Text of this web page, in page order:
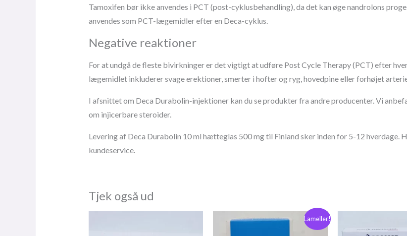
Tamoxifen bør ikke anvendes i PCT (post-cyklusbehandling), da det kan øge nandrolons
anvendes som PCT-lægemidler efter en Deca-cyklus.
Negative reaktioner
For at undgå de fleste bivirkninger er det vigtigt at udføre Post Cycle Therapy (PCT) efter
lægemidlet inkluderer svage erektioner, smerter i hofter og ryg, hovedpine eller forhøjet
I afsnittet om Deca Durabolin-injektioner kan du se produkter fra andre producenter. Vi
om injicerbare steroider.
Levering af Deca Durabolin 10 ml hætteglas 500 mg til Finland sker inden for 5-12 hverdage.
kundeservice.
Tjek også ud
Lameller!
pris
nuværende